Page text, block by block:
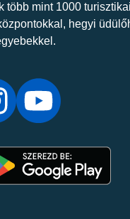
több mint 1000
hegyi